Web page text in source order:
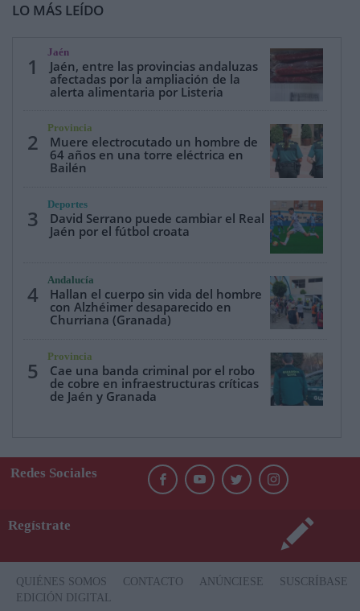
LO MÁS LEÍDO
1
Jaén
Jaén, entre las provincias andaluzas
afectadas por la ampliación de la
alerta alimentaria por Listeria
2
Provincia
Muere electrocutado un hombre de
64 años en una torre eléctrica en
Bailén
3
Deportes
David Serrano puede cambiar el Real
Jaén por el fútbol croata
4
Andalucía
Hallan el cuerpo sin vida del hombre
con Alzhéimer desaparecido en
Churriana (Granada)
5
Provincia
Cae una banda criminal por el robo
de cobre en infraestructuras críticas
de Jaén y Granada
Redes Sociales
Regístrate
QUIÉNES SOMOS CONTACTO ANÚNCIESE
SUSCRÍBASE
EDICIÓN DIGITAL